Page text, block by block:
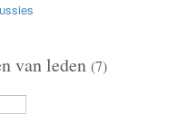
van leden (7)